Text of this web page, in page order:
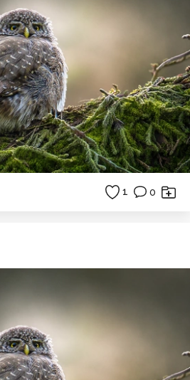
1 0